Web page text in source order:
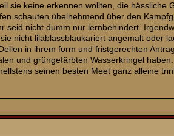
sie keine erkennen wollten, die
schauten übelnehmend über den
seid nicht dumm nur lernbehindert.
nicht lilablassblaukariert angemalt oder
in ihrem form und fristgerechten
und grüngefärbten Wasserkringel haben.
seinen besten Meet ganz alleine